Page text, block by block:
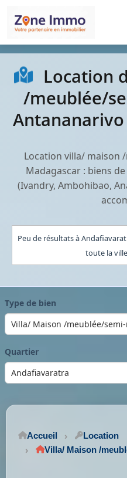
Location
/meublée/
Location villa/ maison
Madagascar : biens
(Ivandry, Ambohibao,
Peu de résultats à
toute la
Type de bien
Quartier
Accueil
Location
Villa/ Maison /